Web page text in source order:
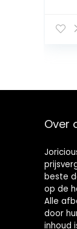
Over
beste
op de
Alle
door
inhoud